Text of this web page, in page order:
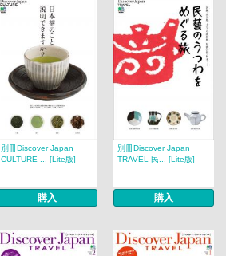
別冊Discover Japan
CULTURE ... [Lite版]
購入
別冊Discover Japan
TRAVEL 民... [Lite版]
購入